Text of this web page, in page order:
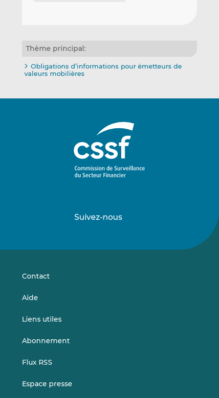
Thème principal:
Obligations d’informations pour émetteurs de
valeurs mobilières
Suivez-nous
sursur
Contact
Aide
Liens utiles
Abonnement
Flux RSS
Espace presse